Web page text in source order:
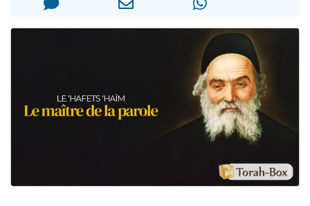
30 personnes viennent de faire un don pour Sauvez la jambe de Yohan
Il reste 49 places pour étudier en groupe sur Zoom
12 nouvelles musiques dans Torah-Box Music